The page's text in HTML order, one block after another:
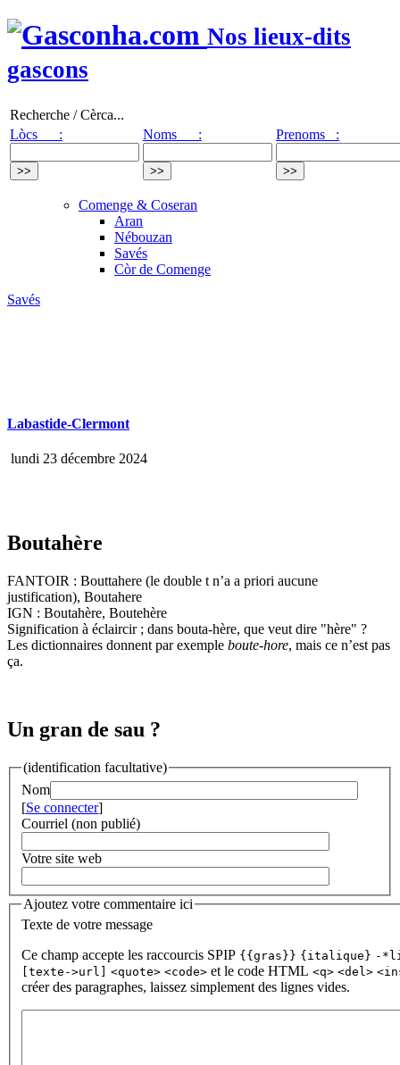
Nos lieux-dits
gascons
Recherche / Cèrca...
Lòcs :
Noms : Prenoms :
Comenge & Coseran
Aran
Nébouzan
Savés
Còr de Comenge
Savés
Labastide-Clermont
lundi 23 décembre 2024
Boutahère
FANTOIR : Bouttahere (le double t n’a a priori aucune
justification), Boutahere
IGN : Boutahère, Boutehère
Signification à éclaircir ; dans bouta-hère, que veut dire "hère" ?
Les dictionnaires donnent par exemple boute-hore, mais ce n’est pas
ça.
Un gran de sau ?
(identification facultative)
Nom
[Se connecter]
Courriel (non publié)
Votre site web
Ajoutez votre commentaire ici
Texte de votre message
Ce champ accepte les raccourcis SPIP {{gras}} {italique} -
[texte->url]
<quote> <code> et le code HTML <q> <del>
créer des paragraphes, laissez simplement des lignes vides.